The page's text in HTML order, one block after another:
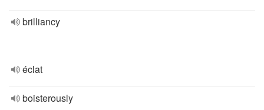
brilliancy
éclat
boisterously